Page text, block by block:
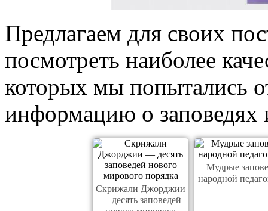
Предлагаем для своих
посмотреть наиболее
которых мы попытались
информацию о заповедях
Скрижали Джорджии
— десять заповедей
Мудрые
народной